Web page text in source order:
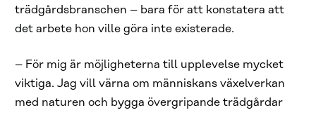
trädgårdsbranschen – bara för att konstatera att
det arbete hon ville göra inte existerade.
– För mig är möjligheterna till upplevelse mycket
viktiga. Jag vill värna om människans växelverkan
med naturen och bygga övergripande trädgårdar